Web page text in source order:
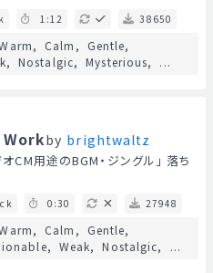
1:12 38650
Calm
Gentle
Nostalgic Mysterious ...
by brightwaltz
オCM用途のBGM・ジングル」 落ち
0:30 27948
Calm
Gentle
Weak Nostalgic ...